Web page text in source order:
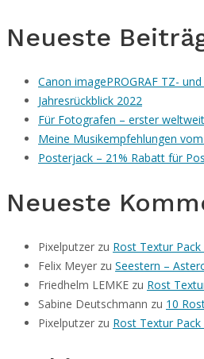
Neueste
Canon imagePROGRAF TZ-
Jahresrückblick 2022
Für Fotografen – erster
Meine Musikempfehlungen
Posterjack – 21% Rabatt für
Neueste
Pixelputzer zu Rost Textur
Felix Meyer zu Seestern –
Friedhelm LEMKE zu Rost
Sabine Deutschmann zu 10
Pixelputzer zu Rost Textur